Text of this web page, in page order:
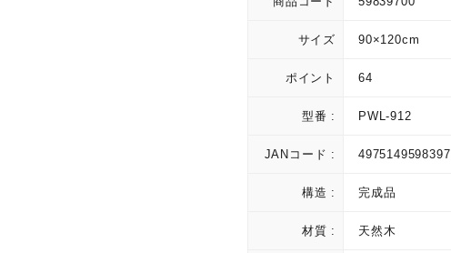
サイズ 90×120cm
ポイント 64
型番 : PWL-912
JANコード : 4975149598397
構造 : 完成品
材質 : 天然木